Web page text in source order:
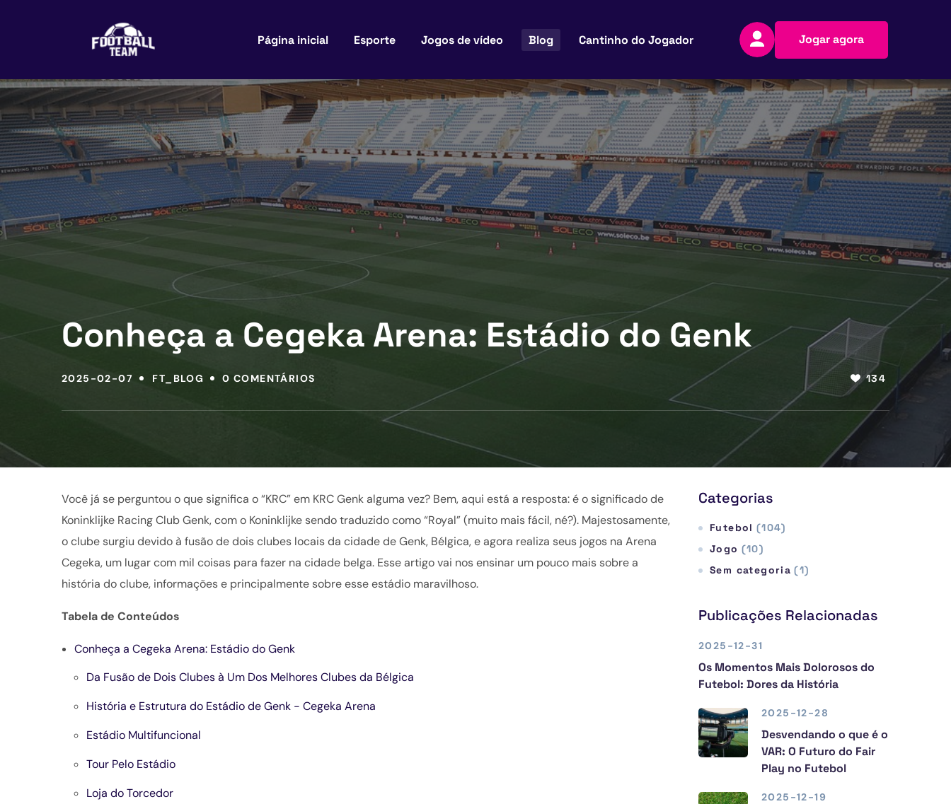
Página inicial Esporte Jogos de vídeo Blog Cantinho do Jogador Jogar agora
Conheça a Cegeka Arena: Estádio do Genk
2025-02-07 FT_BLOG 0 COMENTÁRIOS 134
Você já se perguntou o que significa o “KRC” em KRC Genk alguma vez? Bem, aqui está a resposta: é o significado de
Koninklijke Racing Club Genk, com o Koninklijke sendo traduzido como “Royal” (muito mais fácil, né?). Majestosamente,
o clube surgiu devido à fusão de dois clubes locais da cidade de Genk, Bélgica, e agora realiza seus jogos na Arena
Cegeka, um lugar com mil coisas para fazer na cidade belga. Esse artigo vai nos ensinar um pouco mais sobre a
história do clube, informações e principalmente sobre esse estádio maravilhoso.
Tabela de Conteúdos
Conheça a Cegeka Arena: Estádio do Genk
Da Fusão de Dois Clubes à Um Dos Melhores Clubes da Bélgica
História e Estrutura do Estádio de Genk - Cegeka Arena
Estádio Multifuncional
Tour Pelo Estádio
Loja do Torcedor
Categorias
Futebol (104)
Jogo (10)
Sem categoria (1)
Publicações Relacionadas
2025-12-31
Os Momentos Mais Dolorosos do
Futebol: Dores da História
2025-12-28
Desvendando o que é o
VAR: O Futuro do Fair
Play no Futebol
2025-12-19